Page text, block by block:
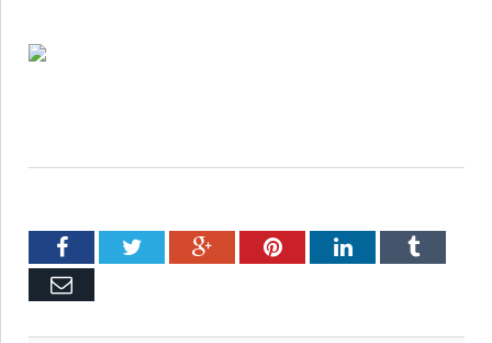
FacebookTwitter Google+PinterestLinkedInTumblr
Емейл